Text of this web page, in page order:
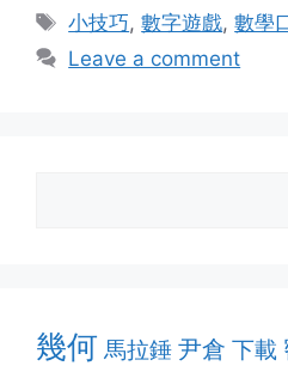
Tags
小技巧,數字遊戲,數學
Leave a comment
幾何 馬拉錘 尹倉 下載